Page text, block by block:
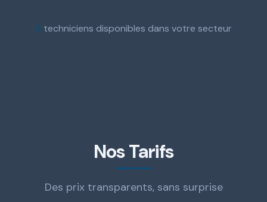
3 techniciens disponibles dans votre secteur
Nos Tarifs
Des prix transparents, sans surprise